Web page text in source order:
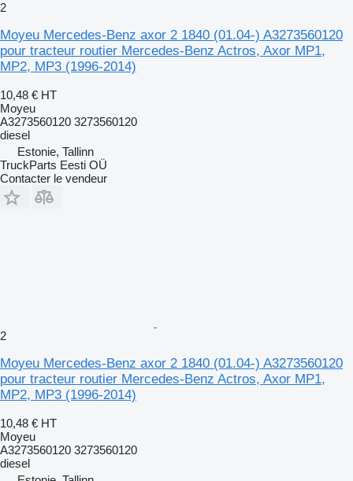
2
Moyeu Mercedes-Benz axor 2 1840 (01.04-) A3273560120
pour tracteur routier Mercedes-Benz Actros, Axor MP1,
MP2, MP3 (1996-2014)
10,48 € HT
Moyeu
A3273560120 3273560120
diesel
Estonie, Tallinn
TruckParts Eesti OÜ
Contacter le vendeur
2
Moyeu Mercedes-Benz axor 2 1840 (01.04-) A3273560120
pour tracteur routier Mercedes-Benz Actros, Axor MP1,
MP2, MP3 (1996-2014)
10,48 € HT
Moyeu
A3273560120 3273560120
diesel